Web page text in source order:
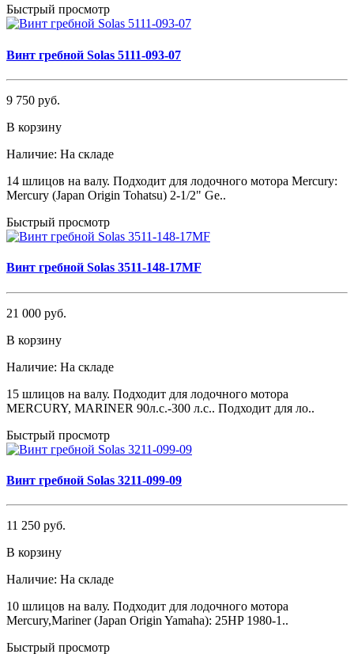
Быстрый просмотр
Винт гребной Solas 5111-093-07
9 750 руб.
В корзину
Наличие: На складе
14 шлицов на валу. Подходит для лодочного мотора Mercury:
Mercury (Japan Origin Tohatsu) 2-1/2" Ge..
Быстрый просмотр
Винт гребной Solas 3511-148-17MF
21 000 руб.
В корзину
Наличие: На складе
15 шлицов на валу. Подходит для лодочного мотора
MERCURY, MARINER 90л.с.-300 л.с.. Подходит для ло..
Быстрый просмотр
Винт гребной Solas 3211-099-09
11 250 руб.
В корзину
Наличие: На складе
10 шлицов на валу. Подходит для лодочного мотора
Mercury,Mariner (Japan Origin Yamaha): 25HP 1980-1..
Быстрый просмотр